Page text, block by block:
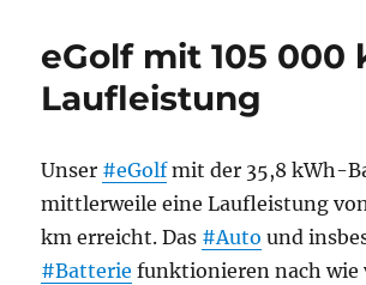
Reports
E-
E.
begrenzt
eGolf mit 105 000
Laufleistung
Unser #eGolfmit der 35,8 kWh-
mittlerweile eine Laufleistung
km erreicht. Das #Auto und
#Batterie funktionieren nach wie